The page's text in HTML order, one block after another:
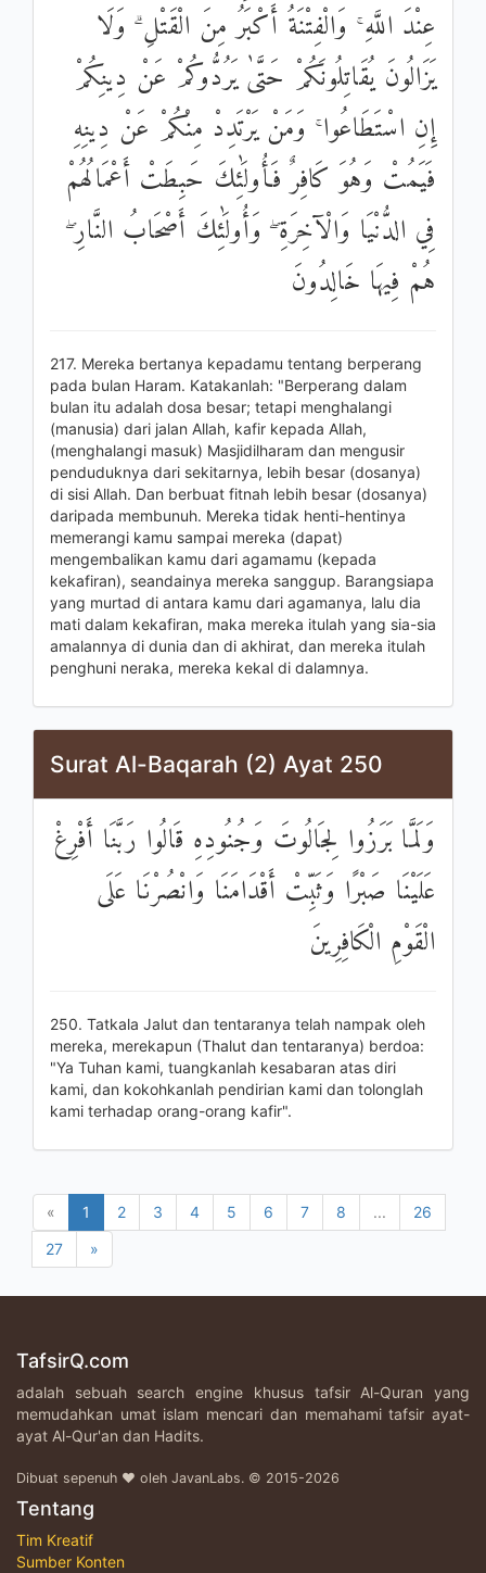
عِنْدَ اللَّهِ ۚ وَالْفِتْنَةُ أَكْبَرُ مِنَ الْقَتْلِ ۗ وَلَا
يَزَالُونَ يُقَاتِلُونَكُمْ حَتَّىٰ يَرُدُّوكُمْ عَنْ دِينِكُمْ
إِنِ اسْتَطَاعُوا ۚ وَمَنْ يَرْتَدِدْ مِنْكُمْ عَنْ دِينِهِ
فَيَمُتْ وَهُوَ كَافِرٌ فَأُولَٰئِكَ حَبِطَتْ أَعْمَالُهُمْ
فِي الدُّنْيَا وَالْآخِرَةِ ۖ وَأُولَٰئِكَ أَصْحَابُ النَّارِ ۖ
هُمْ فِيهَا خَالِدُونَ
217. Mereka bertanya kepadamu tentang berperang
pada bulan Haram. Katakanlah: "Berperang dalam
bulan itu adalah dosa besar; tetapi menghalangi
(manusia) dari jalan Allah, kafir kepada Allah,
(menghalangi masuk) Masjidilharam dan mengusir
penduduknya dari sekitarnya, lebih besar (dosanya)
di sisi Allah. Dan berbuat fitnah lebih besar (dosanya)
daripada membunuh. Mereka tidak henti-hentinya
memerangi kamu sampai mereka (dapat)
mengembalikan kamu dari agamamu (kepada
kekafiran), seandainya mereka sanggup. Barangsiapa
yang murtad di antara kamu dari agamanya, lalu dia
mati dalam kekafiran, maka mereka itulah yang sia-sia
amalannya di dunia dan di akhirat, dan mereka itulah
penghuni neraka, mereka kekal di dalamnya.
Surat Al-Baqarah (2) Ayat 250
وَلَمَّا بَرَزُوا لِجَالُوتَ وَجُنُودِهِ قَالُوا رَبَّنَا أَفْرِغْ
عَلَيْنَا صَبْرًا وَثَبِّتْ أَقْدَامَنَا وَانْصُرْنَا عَلَى
الْقَوْمِ الْكَافِرِينَ
250. Tatkala Jalut dan tentaranya telah nampak oleh
mereka, merekapun (Thalut dan tentaranya) berdoa:
"Ya Tuhan kami, tuangkanlah kesabaran atas diri
kami, dan kokohkanlah pendirian kami dan tolonglah
kami terhadap orang-orang kafir".
« 1 2 3 4 5 6 7 8 ...
26
27
»
TafsirQ.com
adalah sebuah search engine khusus tafsir Al-Quran yang
memudahkan umat islam mencari dan memahami tafsir ayat-
ayat Al-Qur'an dan Hadits.
Dibuat sepenuh ♥ oleh JavanLabs. © 2015-2026
Tentang
Tim Kreatif
Sumber Konten